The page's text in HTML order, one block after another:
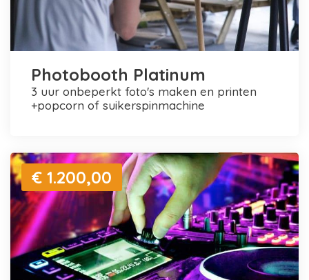
Photobooth Platinum
3 uur onbeperkt foto's maken en printen
+popcorn of suikerspinmachine
€ 1.200,00